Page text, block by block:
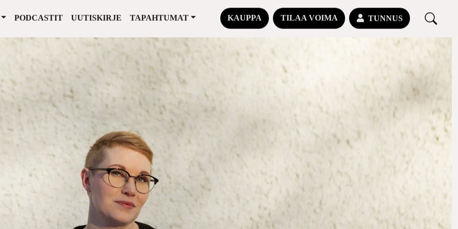
PODCASTIT UUTISKIRJE TAPAHTUMAT KAUPPA TILAA VOIMA TUNNUS